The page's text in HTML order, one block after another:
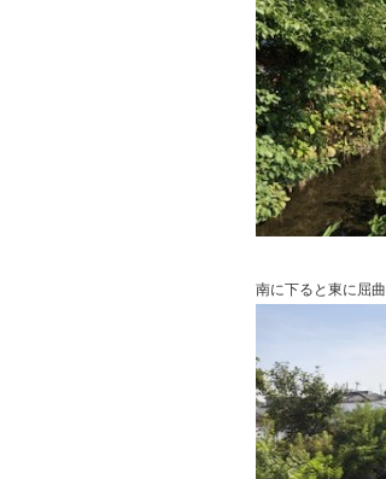
南に下ると東に屈曲